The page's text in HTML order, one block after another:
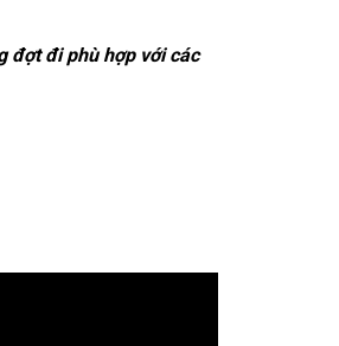
đợt đi phù hợp với các